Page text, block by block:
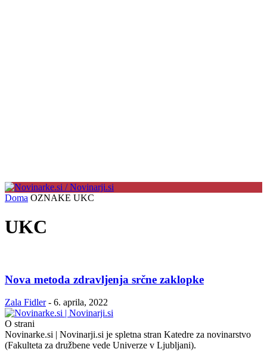
Doma OZNAKE UKC
UKC
Nova metoda zdravljenja srčne zaklopke
Zala Fidler - 6. aprila, 2022
O strani
Novinarke.si | Novinarji.si je spletna stran Katedre za novinarstvo
(Fakulteta za družbene vede Univerze v Ljubljani).